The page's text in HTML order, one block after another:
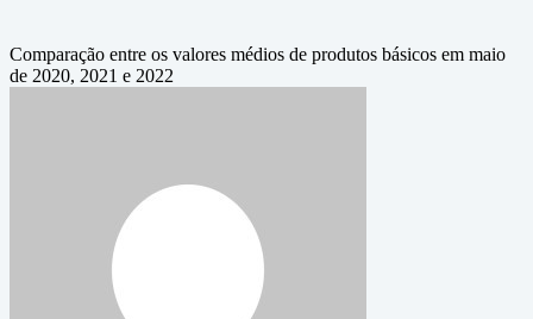
Comparação entre os valores médios de produtos básicos em maio
de 2020, 2021 e 2022